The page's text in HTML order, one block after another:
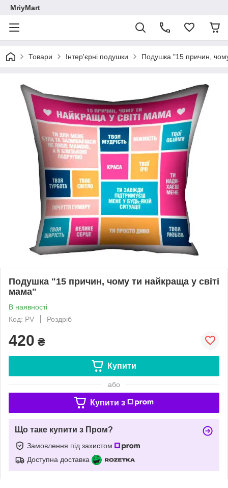
MriyMart
Товари Інтер'єрні подушки Подушка "15 причин,
Подушка "15 причин, чому ти найкраща у світі
мама"
В наявності
Код: PV
Роздріб
420 ₴
Купити
або
Купити з
Що таке купити з Пром?
Замовлення під захистом
Доступна доставка